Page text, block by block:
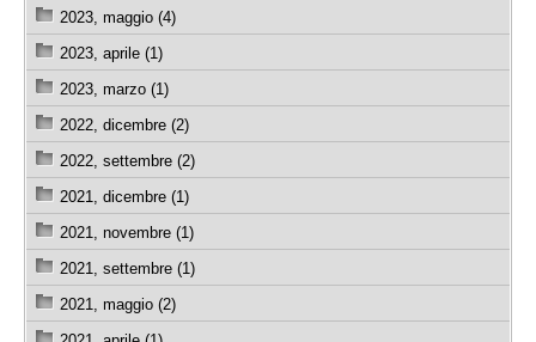
2023, maggio (4)
2023, aprile (1)
2023, marzo (1)
2022, dicembre (2)
2022, settembre (2)
2021, dicembre (1)
2021, novembre (1)
2021, settembre (1)
2021, maggio (2)